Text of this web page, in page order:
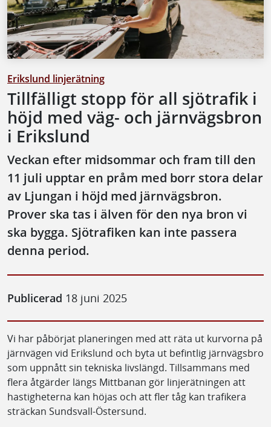
Erikslund linjerätning
Tillfälligt stopp för all sjötrafik i
höjd med väg- och järnvägsbron
i Erikslund
Veckan efter midsommar och fram till den
11 juli upptar en pråm med borr stora delar
av Ljungan i höjd med järnvägsbron.
Prover ska tas i älven för den nya bron vi
ska bygga. Sjötrafiken kan inte passera
denna period.
Publicerad 18 juni 2025
Vi har påbörjat planeringen med att räta ut kurvorna på
järnvägen vid Erikslund och byta ut befintlig järnvägsbro
som uppnått sin tekniska livslängd. Tillsammans med
flera åtgärder längs Mittbanan gör linjerätningen att
hastigheterna kan höjas och att fler tåg kan trafikera
sträckan Sundsvall-Östersund.